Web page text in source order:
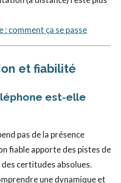
: comment ça se passe
et fiabilité
est-elle
pas de la présence
fiable apporte des pistes de
certitudes absolues.
une dynamique et